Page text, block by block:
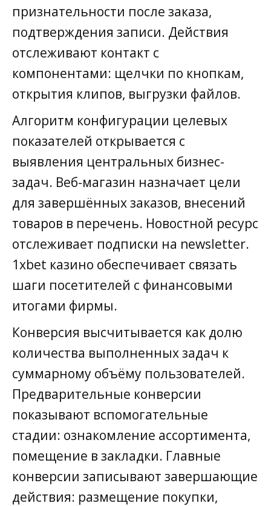
признательности после заказа,
подтверждения записи. Действия
отслеживают контакт с
компонентами: щелчки по кнопкам,
открытия клипов, выгрузки файлов.
Алгоритм конфигурации целевых
показателей открывается с
выявления центральных бизнес-
задач. Веб-магазин назначает цели
для завершённых заказов, внесений
товаров в перечень. Новостной ресурс
отслеживает подписки на newsletter.
1xbet казино обеспечивает связать
шаги посетителей с финансовыми
итогами фирмы.
Конверсия высчитывается как долю
количества выполненных задач к
суммарному объёму пользователей.
Предварительные конверсии
показывают вспомогательные
стадии: ознакомление ассортимента,
помещение в закладки. Главные
конверсии записывают завершающие
действия: размещение покупки,